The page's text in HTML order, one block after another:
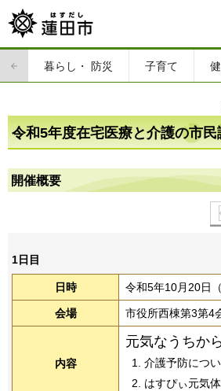
暮らし・ 防災 子育て
令和5年度在宅医療と介護の市
開催概要
1日目
日時 令和5年10月20日
会場 市役所西棟第3第4
内容
元気なうちか
介護予防につ
はすぴぃ元気